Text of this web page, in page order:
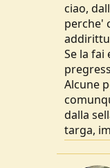
s
i
o
n
e
ciao,
perche'
Se la
Alcune
dalla
targa,